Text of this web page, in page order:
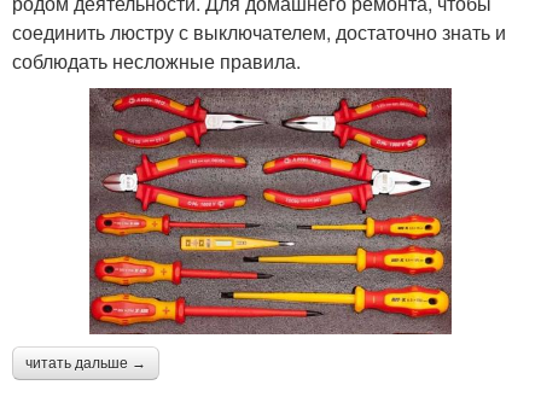
соединить люстру с выключателем, достаточно знать и
соблюдать несложные правила.
читать дальше →